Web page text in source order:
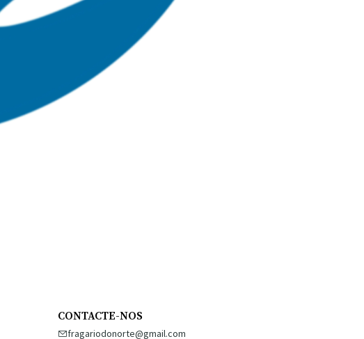
CONTACTE-NOS
fragariodonorte@gmail.com